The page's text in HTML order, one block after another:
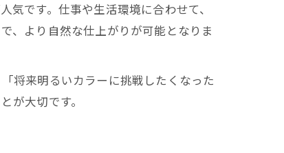
です。仕事や生活環境に合わせて、
、より自然な仕上がりが可能となりま
将来明るいカラーに挑戦したくなった
が大切です。